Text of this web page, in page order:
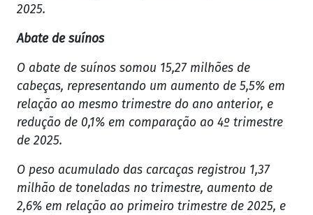
2025.
Abate de suínos
O abate de suínos somou 15,27 milhões de
cabeças, representando um aumento de 5,5% em
relação ao mesmo trimestre do ano anterior, e
redução de 0,1% em comparação ao 4º trimestre
de 2025.
O peso acumulado das carcaças registrou 1,37
milhão de toneladas no trimestre, aumento de
2,6% em relação ao primeiro trimestre de 2025, e